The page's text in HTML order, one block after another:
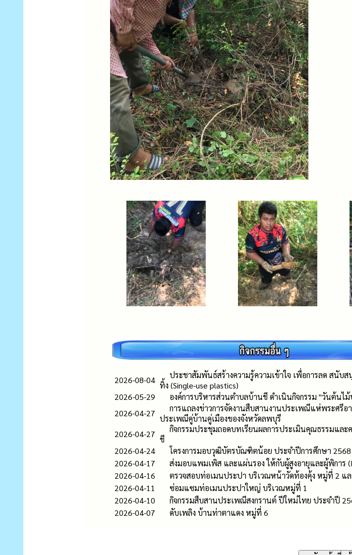
2026-08-04
ประชาสัมพันธ์สร้างความรู้ความเข้าใจ เพื่อการลด สนั
ทิ้ง (Single-use plastics)
2026-05-29
องค์การบริหารส่วนตำบลบ้านชี ดำเนินกิจกรรม "วันต้นไ
2026-04-27
การแถลงข่าวการจัดงานสืบสานงานประเพณีแห่พระศรี
ประเพณีคู่บ้านคู่เมืองของจังหวัดลพบุรี
2026-04-27
กิจกรรมประชุมถอดบทเรียนผลการประเมินคุณธรรมและ
ชี
2026-04-24
โครงการมอบวุฒิบัตรบัณฑิตน้อย ประจำปีการศึกษา 2568
2026-04-17
ส่งมอบแพมเพิส และแผ่นรอง ให้กับผู้สูงอายุและผู้พิการ
2026-04-16
ตรวจสอบท่อเมนประปา บริเวณหน้าวัดท้องคุ้ง หมู่ที่ 2 แ
2026-04-11
ซ่อมแซมท่อเมนประปาใหญ่ บริเวณหมู่ที่ 1
2026-04-10
กิจกรรมสืบสานประเพณีสงกรานต์ ปีใหม่ไทย ประจำปี
2026-04-07
ดับเพลิง บ้านท่าตาแดง หมู่ที่ 6